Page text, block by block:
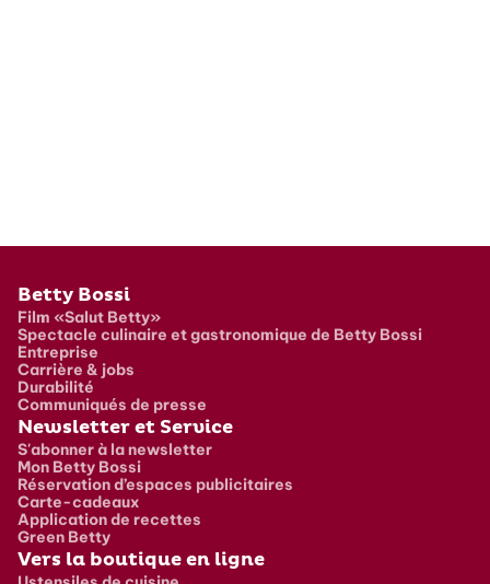
Pied de page
Betty Bossi
Film «Salut Betty»
Spectacle culinaire et gastronomique de Betty Bossi
Entreprise
Carrière & jobs
Durabilité
Communiqués de presse
Newsletter et Service
S'abonner à la newsletter
Mon Betty Bossi
Réservation d’espaces publicitaires
Carte-cadeaux
Application de recettes
Green Betty
Vers la boutique en ligne